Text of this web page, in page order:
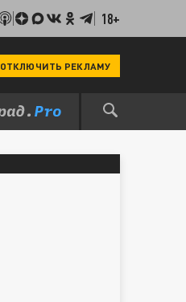
18+
ОТКЛЮЧИТЬ РЕКЛАМУ